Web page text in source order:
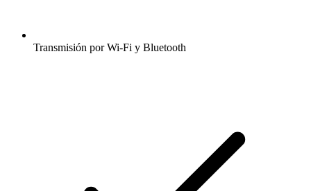
Transmisión por Wi-Fi y Bluetooth